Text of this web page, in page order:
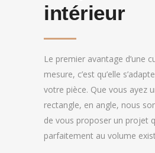
intérieur
Le premier avantage d’une
mesure, c’est qu’elle
votre pièce. Que vous ayez
rectangle, en angle, nous
de vous proposer un projet
parfaitement au volume